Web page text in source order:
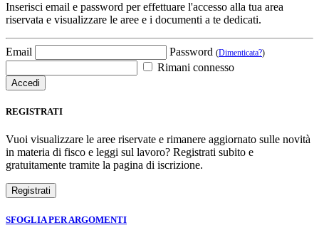
Inserisci email e password per effettuare l'accesso alla tua area
riservata e visualizzare le aree e i documenti a te dedicati.
Email Password (Dimenticata?)
Rimani connesso
REGISTRATI
Vuoi visualizzare le aree riservate e rimanere aggiornato sulle novità
in materia di fisco e leggi sul lavoro? Registrati subito e
gratuitamente tramite la pagina di iscrizione.
SFOGLIA PER ARGOMENTI